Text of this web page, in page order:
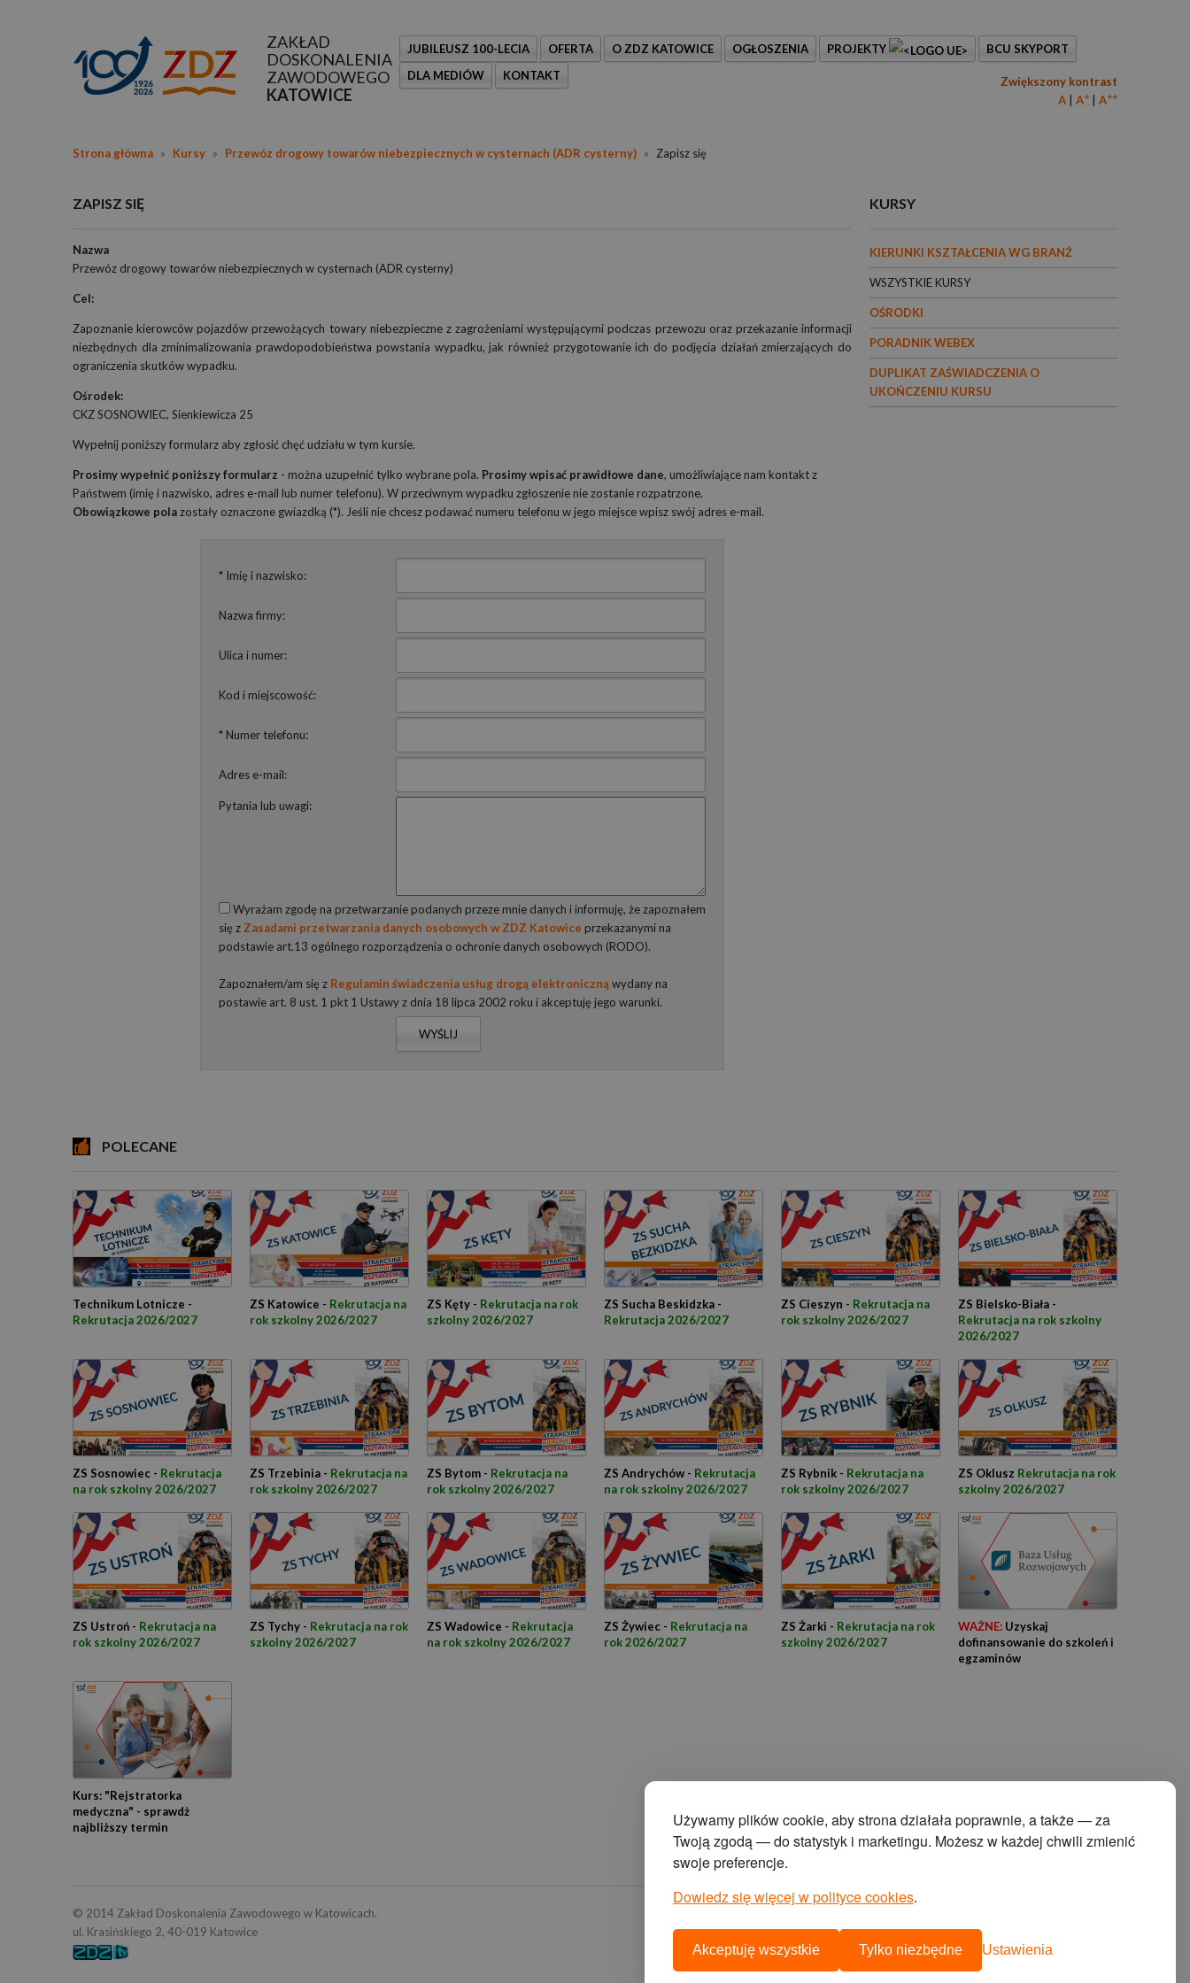
Używamy plików cookie, aby strona działała poprawnie, a także — za
Twoją zgodą — do statystyk i marketingu. Możesz w każdej chwili zmienić
swoje preferencje.
Dowiedz się więcej w polityce cookies.
Akceptuję wszystkie Tylko niezbędne Ustawienia
ZAKŁAD
DOSKONALENIA
ZAWODOWEGO
KATOWICE
JUBILEUSZ 100-LECIA OFERTA O ZDZ KATOWICE OGŁOSZENIA PROJEKTY
BCU SKYPORT
DLA MEDIÓW
KONTAKT
Zwiększony kontrast
A
A+ A++
Strona główna » Kursy » Przewóz drogowy towarów niebezpiecznych w cysternach (ADR cysterny) » Zapisz się
ZAPISZ SIĘ
Nazwa
Przewóz drogowy towarów niebezpiecznych w cysternach (ADR cysterny)
Cel:
Zapoznanie kierowców pojazdów przewożących towary niebezpieczne z zagrożeniami występującymi podczas przewozu oraz przekazanie informacji
niezbędnych dla zminimalizowania prawdopodobieństwa powstania wypadku, jak również przygotowanie ich do podjęcia działań zmierzających do
ograniczenia skutków wypadku.
Ośrodek:
CKZ SOSNOWIEC, Sienkiewicza 25
Wypełnij poniższy formularz aby zgłosić chęć udziału w tym kursie.
Prosimy wypełnić poniższy formularz - można uzupełnić tylko wybrane pola. Prosimy wpisać prawidłowe dane, umożliwiające nam kontakt z
Państwem (imię i nazwisko, adres e-mail lub numer telefonu). W przeciwnym wypadku zgłoszenie nie zostanie rozpatrzone.
Obowiązkowe polazostały oznaczone gwiazdką (*). Jeśli nie chcesz podawać numeru telefonu w jego miejsce wpisz swój adres e-mail.
* Imię i nazwisko:
Nazwa firmy:
Ulica i numer:
Kod i miejscowość:
* Numer telefonu:
Adres e-mail:
Pytania lub uwagi:
Wyrażam zgodę na przetwarzanie podanych przeze mnie danych i informuję, że zapoznałem
się z Zasadami przetwarzania danych osobowych w ZDZ Katowice przekazanymi na
podstawie art.13 ogólnego rozporządzenia o ochronie danych osobowych (RODO).
Zapoznałem/am się z Regulamin świadczenia usług drogą elektroniczną wydany na
postawie art. 8 ust. 1 pkt 1 Ustawy z dnia 18 lipca 2002 roku i akceptuję jego warunki.
WYŚLIJ
KURSY
KIERUNKI KSZTAŁCENIA WG BRANŻ
WSZYSTKIE KURSY
OŚRODKI
PORADNIK WEBEX
DUPLIKAT ZAŚWIADCZENIA O
UKOŃCZENIU KURSU
POLECANE
Technikum Lotnicze -
Rekrutacja 2026/2027
ZS Katowice - Rekrutacja na
rok szkolny 2026/2027
ZS Kęty - Rekrutacja na rok
szkolny 2026/2027
ZS Sucha Beskidzka -
Rekrutacja 2026/2027
ZS Cieszyn - Rekrutacja na
rok szkolny 2026/2027
ZS Bielsko-Biała -
Rekrutacja na rok szkolny
2026/2027
ZS Sosnowiec - Rekrutacja
na rok szkolny 2026/2027
ZS Trzebinia - Rekrutacja na
rok szkolny 2026/2027
ZS Bytom - Rekrutacja na
rok szkolny 2026/2027
ZS Andrychów - Rekrutacja
na rok szkolny 2026/2027
ZS Rybnik - Rekrutacja na
rok szkolny 2026/2027
ZS Oklusz Rekrutacja na rok
szkolny 2026/2027
ZS Ustroń - Rekrutacja na
rok szkolny 2026/2027
ZS Tychy - Rekrutacja na rok
szkolny 2026/2027
ZS Wadowice - Rekrutacja
na rok szkolny 2026/2027
ZS Żywiec - Rekrutacja na
rok 2026/2027
ZS Żarki - Rekrutacja na rok
szkolny 2026/2027
WAŻNE: Uzyskaj
dofinansowanie do szkoleń i
egzaminów
Kurs: "Rejstratorka
medyczna" - sprawdż
najbliższy termin
© 2014 Zakład Doskonalenia Zawodowego w Katowicach.
ul. Krasińskiego 2, 40-019 Katowice